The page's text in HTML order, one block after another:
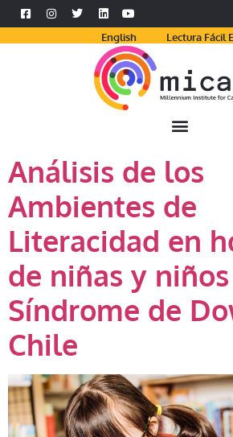
English Lectura Fácil
Análisis de los
Ambientes de
Literacidad en
de niñas y
Síndrome de
Chile